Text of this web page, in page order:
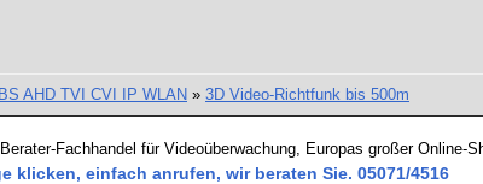
AHD TVI CVI IP WLAN » 3D Video-Richtfunk bis 500m
Fachhandel für Videoüberwachung, Europas großer Online-
klicken, einfach anrufen, wir beraten Sie. 05071/4516